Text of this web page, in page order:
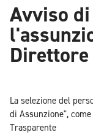
Avviso
Direttore
La selezione del
di Assunzione",
Trasparente